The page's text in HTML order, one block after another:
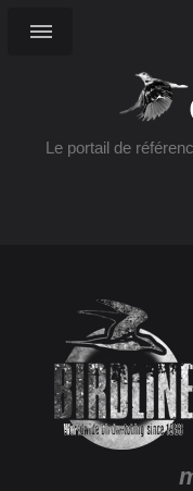
Le portail de